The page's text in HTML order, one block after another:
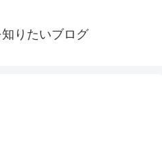
りたいブログ